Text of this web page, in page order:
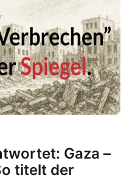
Gaza –
titelt der